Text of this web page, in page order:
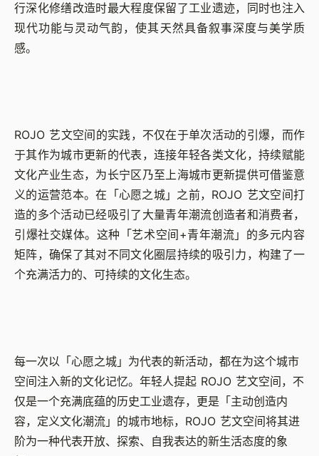
行深化修缮改造时最大程度保留了工业遗迹，同时也注入
现代功能与灵动气韵，使其天然具备叙事深度与美学质
感。
ROJO 艺文空间的实践，不仅在于单次活动的引爆，而作
于其作为城市更新的代表，连接年轻各类文化，持续赋能
文化产业生态，为长宁区乃至上海城市更新提供可借鉴意
义的运营范本。在「心愿之城」之前，ROJO 艺文空间打
造的多个活动已经吸引了大量青年潮流创造者和消费者，
引爆社交媒体。这种「艺术空间+青年潮流」的多元内容
矩阵，确保了其对不同文化圈层持续的吸引力，构建了一
个充满活力的、可持续的文化生态。
每一次以「心愿之城」为代表的新活动，都在为这个城市
空间注入新的文化记忆。年轻人提起 ROJO 艺文空间，不
仅是一个充满底蕴的历史工业遗存，更是「主动创造内
容，定义文化潮流」的城市地标，ROJO 艺文空间将其进
阶为一种代表开放、探索、自我表达的新生活态度的象